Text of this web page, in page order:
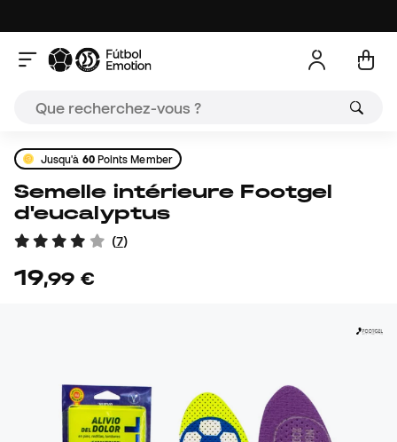
Jusqu'à 60Points Member
Semelle intérieure Footgel
d'eucalyptus
(7)
19,99 €